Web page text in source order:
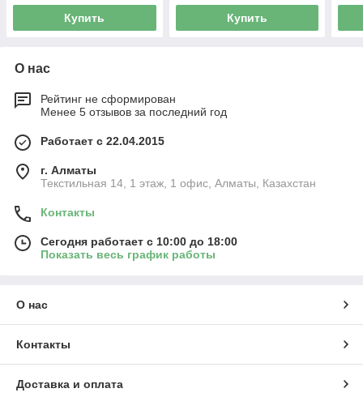
Купить Купить
О нас
Рейтинг не сформирован
Менее 5 отзывов за последний год
Работает с 22.04.2015
г. Алматы
Текстильная 14, 1 этаж, 1 офис, Алматы, Казахстан
Контакты
Сегодня работает с 10:00 до 18:00
Показать весь график работы
О нас
Контакты
Доставка и оплата